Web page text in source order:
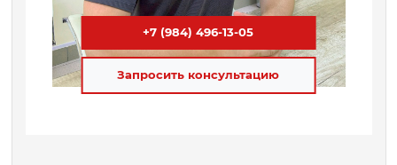
+7 (984) 496-13-05
Запросить консультацию